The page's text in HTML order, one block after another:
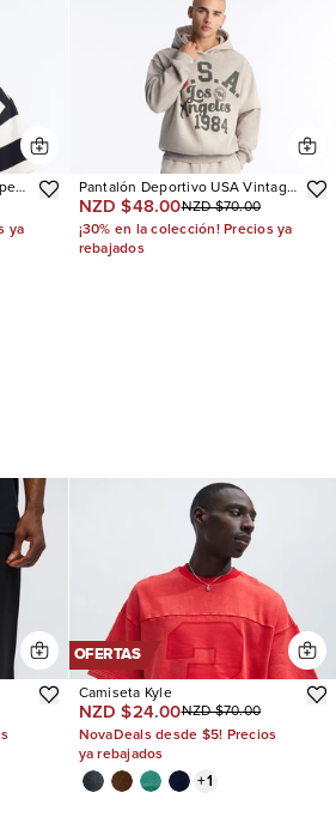
ya
Pantalón Deportivo USA Vintage
Relaxed
NZD $48.00NZD $70.00
¡30% en la colección! Precios ya
rebajados
OFERTAS
Camiseta Kyle
NZD $24.00NZD $70.00
NovaDeals desde $5! Precios
ya rebajados
+1